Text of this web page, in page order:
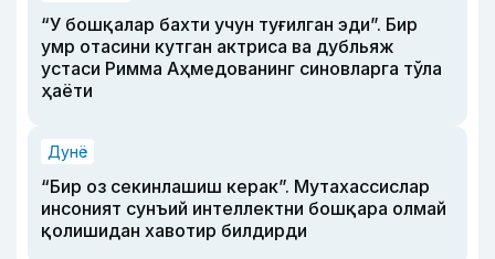
“У бошқалар бахти учун туғилган эди”. Бир
умр отасини кутган актриса ва дубльяж
устаси Римма Аҳмедованинг синовларга тўла
ҳаёти
Дунё
“Бир оз секинлашиш керак”. Мутахассислар
инсоният сунъий интеллектни бошқара олмай
қолишидан хавотир билдирди